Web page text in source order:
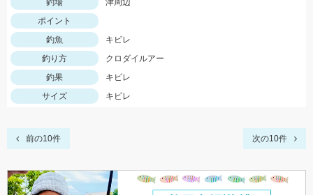
釣場
津周辺
ポイント
釣魚
キビレ
釣り方
クロダイルアー
釣果
キビレ
サイズ
キビレ
前の10件 次の10件